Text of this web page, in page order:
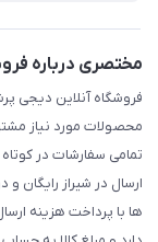
مختصری درباره
فروشگاه آنلاین دیجی
محصولات مورد نیاز
تمامی سفارشات در
ارسال در شیراز رایگان
ها با پرداخت هزینه